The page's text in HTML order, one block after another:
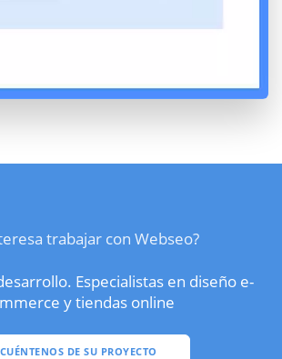
trabajar con Webseo?
Especialistas en diseño e-
y tiendas online
CUÉNTENOS DE SU PROYECTO